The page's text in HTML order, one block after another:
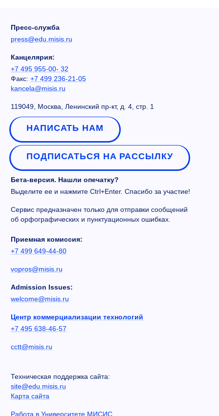
Пресс-служба
press@edu.misis.ru
Канцелярия:
+7 495 955-00- 32
Факс: +7 499 236-21-05
kancela@misis.ru
119049, Москва, Ленинский пр-кт, д. 4, стр. 1
НАПИСАТЬ НАМ
ПОДПИСАТЬСЯ НА РАССЫЛКУ
Бета-версия. Нашли опечатку?
Выделите ее и нажмите Ctrl+Enter. Спасибо за участие!
Сервис предназначен только для отправки сообщений
об орфографических и пунктуационных ошибках.
Приемная комиссия:
+7 499 649-44-80
vopros@misis.ru
Admission Issues:
welcome@misis.ru
Центр коммерциализации технологий
+7 495 638-46-57
cctt@misis.ru
Техническая поддержка сайта:
site@edu.misis.ru
Карта сайта
Работа в Университете МИСИС